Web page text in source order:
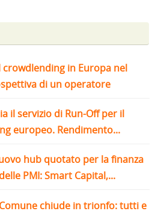
crowdlending in Europa nel
di un operatore
il servizio di Run-Off per il
europeo. Rendimento...
hub quotato per la finanza
PMI: Smart Capital,...
Comune chiude in trionfo: tutti e